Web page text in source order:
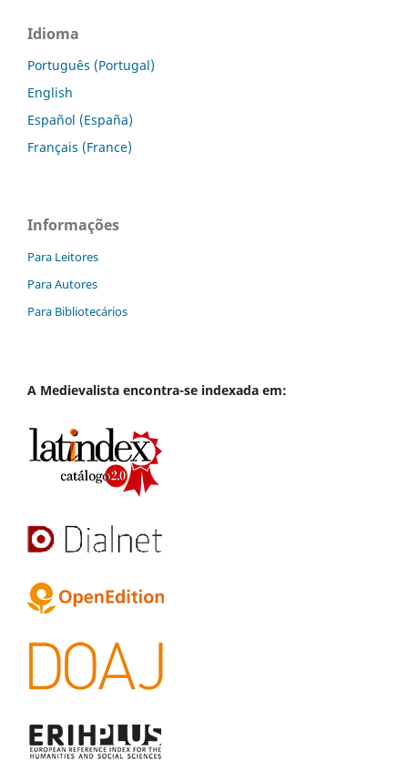
Idioma
Português (Portugal)
English
Español (España)
Français (France)
Informações
Para Leitores
Para Autores
Para Bibliotecários
A Medievalista encontra-se indexada em: